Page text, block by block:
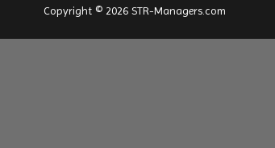
Copyright © 2026 STR-Managers.com